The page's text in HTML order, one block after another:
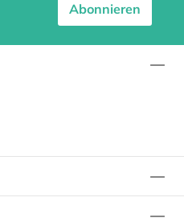
Abonnieren